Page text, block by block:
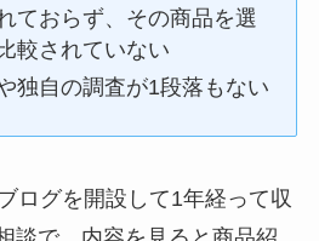
ておらず、その商品を選
較されていない
独自の調査が1段落もない
ログを開設して1年経って収